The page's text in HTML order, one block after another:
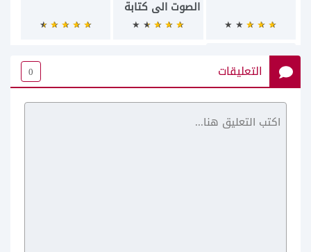
الصوت الى كتابة
تغيير عنوان IP
التعليقات 0